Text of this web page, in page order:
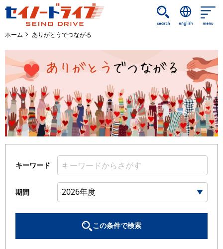
メインコンテンツに移動します
ホーム ありがとうでつながる
キーワード
期間
この条件で検索